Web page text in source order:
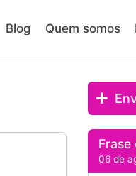
Blog Quem somos
Frase
06 de